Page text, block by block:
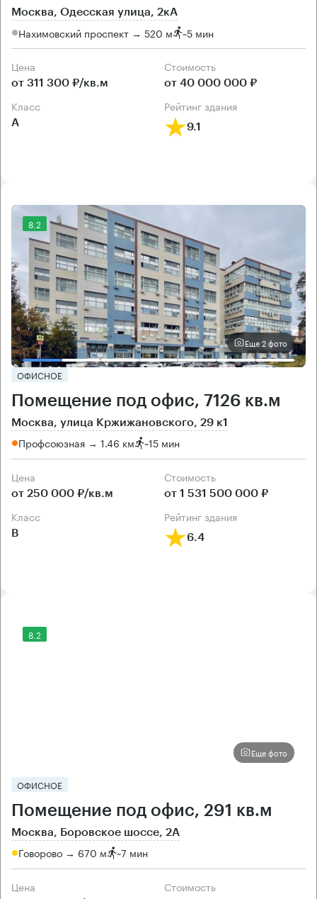
Москва, Одесская улица, 2кА
Нахимовский проспект → 520 м ~5 мин
Цена
от 311 300 ₽/кв.м
Cтоимость
от 40 000 000 ₽
класс
А
рейтинг здания
9.1
8.2
Еще 2 фото
ОФИСНОЕ
Помещение под офис, 7126 кв.м
Москва, улица Кржижановского, 29 к1
Профсоюзная → 1.46 км ~15 мин
Цена
от 250 000 ₽/кв.м
Cтоимость
от 1 531 500 000 ₽
класс
B
рейтинг здания
6.4
8.2
Еще фото
ОФИСНОЕ
Помещение под офис, 291 кв.м
Москва, Боровское шоссе, 2А
Говорово → 670 м ~7 мин
Цена Cтоимость